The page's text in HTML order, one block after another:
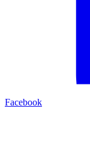
Facebook